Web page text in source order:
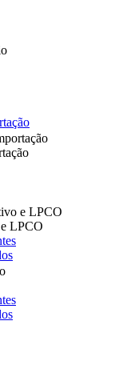
e LPCO
LPCO